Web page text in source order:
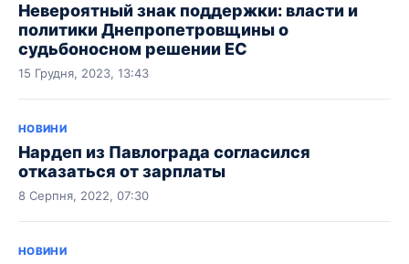
Невероятный знак поддержки: власти и
политики Днепропетровщины о
судьбоносном решении ЕС
15 Грудня, 2023, 13:43
НОВИНИ
Нардеп из Павлограда согласился
отказаться от зарплаты
8 Серпня, 2022, 07:30
НОВИНИ